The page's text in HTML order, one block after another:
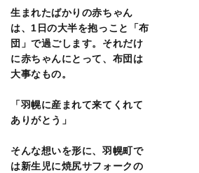
生まれたばかりの赤ちゃん
は、1日の大半を抱っこと「布
団」で過ごします。それだけ
に赤ちゃんにとって、布団は
大事なもの。
「羽幌に産まれて来てくれて
ありがとう」
そんな想いを形に、羽幌町で
は新生児に焼尻サフォークの